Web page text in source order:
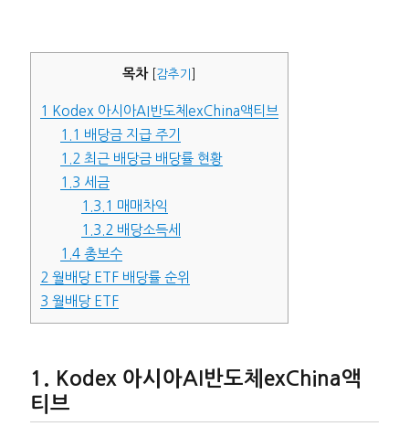
목차 감추기
1
Kodex 아시아AI반도체exChina액티브
1.1 배당금 지급 주기
1.2 최근 배당금 배당률 현황
1.3 세금
1.3.1 매매차익
1.3.2 배당소득세
1.4 총보수
2 월배당 ETF 배당률 순위
3 월배당 ETF
Kodex 아시아AI반도체exChina액
티브